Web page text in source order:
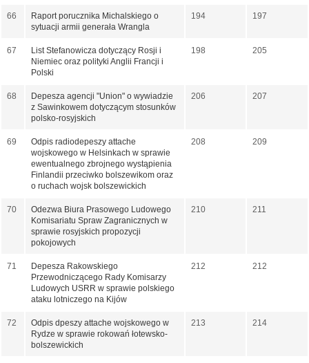
66
Raport porucznika Michalskiego o
sytuacji armii generała Wrangla
194 197
67
List Stefanowicza dotyczący Rosji i
Niemiec oraz polityki Anglii Francji i
Polski
198 205
68
Depesza agencji "Union" o wywiadzie
z Sawinkowem dotyczącym stosunków
polsko-rosyjskich
206 207
69
Odpis radiodepeszy attache
wojskowego w Helsinkach w sprawie
ewentualnego zbrojnego wystąpienia
Finlandii przeciwko bolszewikom oraz
o ruchach wojsk bolszewickich
208 209
70
Odezwa Biura Prasowego Ludowego
Komisariatu Spraw Zagranicznych w
sprawie rosyjskich propozycji
pokojowych
210 211
71
Depesza Rakowskiego
Przewodniczącego Rady Komisarzy
Ludowych USRR w sprawie polskiego
ataku lotniczego na Kijów
212 212
72
Odpis dpeszy attache wojskowego w
Rydze w sprawie rokowań łotewsko-
bolszewickich
213 214